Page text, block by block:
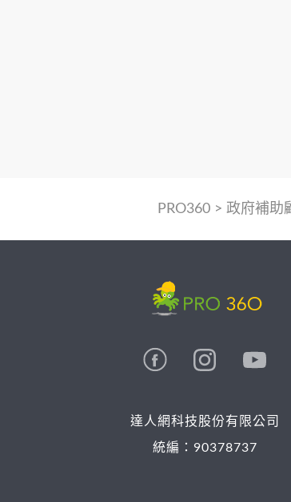
PRO360> 政府補助
達人網科技股份有限公司
統編：90378737